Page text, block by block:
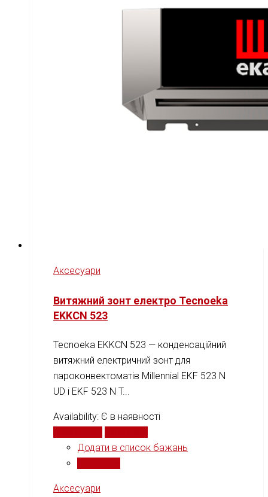
Аксесуари
Витяжний зонт електро Tecnoeka
EKKCN 523
Tecnoeka EKKCN 523 — конденсаційний
витяжний електричний зонт для
пароконвектоматів Millennial EKF 523 N
UD і EKF 523 N T...
Availability: Є в наявності
Додати в список бажань
Аксесуари